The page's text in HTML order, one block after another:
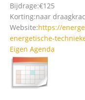
Bijdrage:€125
Korting:naar
Website:https://
energetische-
Eigen Agenda